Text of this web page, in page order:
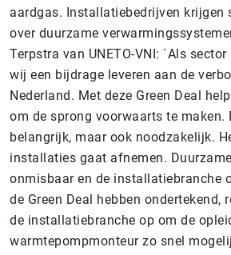
aardgas. Installatiebedrijven krijgen
over duurzame
Terpstra van UNETO-VNI: `Als
wij een bijdrage leveren aan de
Nederland. Met deze Green Deal
om de sprong voorwaarts te maken.
belangrijk, maar ook noodzakelijk.
installaties gaat afnemen.
onmisbaar en de installatiebranche
de Green Deal hebben ondertekend,
de installatiebranche op om de
warmtepompmonteur zo snel